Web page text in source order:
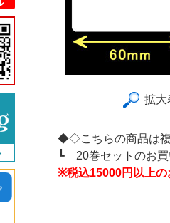
拡大
◆◇こちらの商品は
┗ 20巻セットのお
※税込15000円以上の